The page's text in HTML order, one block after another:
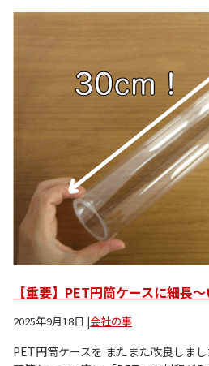
【重要】PET円筒ケースに細長
2025年9月18日 |会社の事
PET円筒ケースを またまた改良しま